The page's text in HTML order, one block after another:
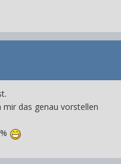
das genau vorstellen